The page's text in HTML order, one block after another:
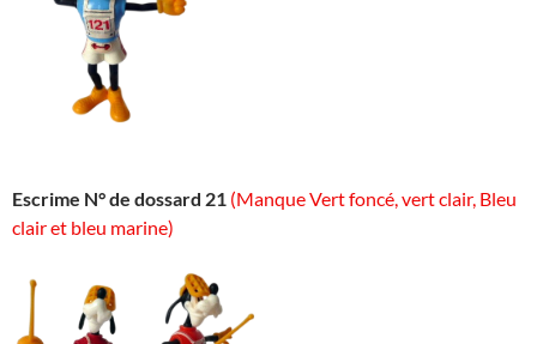
Escrime N° de dossard 21 (Manque Vert foncé, vert clair, Bleu
clair et bleu marine)